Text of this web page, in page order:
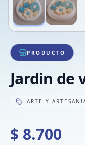
PRODUCTO
Jardin de
ARTE Y
$ 8.700